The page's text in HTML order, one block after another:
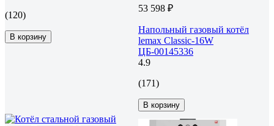
(120)
В корзину
53 598 ₽
Напольный газовый котёл
lemax Classic-16W
ЦБ-00145336
4.9
(171)
В корзину